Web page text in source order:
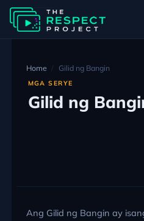
Home Gilid ng Bangin
MGA SERYE
Gilid ng
Ang Gilid ng Bangin ay